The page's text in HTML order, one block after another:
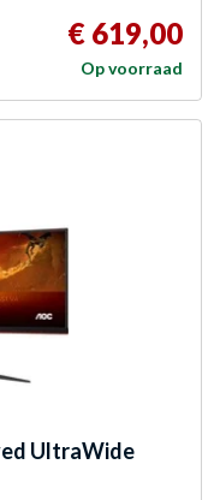
€ 619,00
Op voorraad
UltraWide